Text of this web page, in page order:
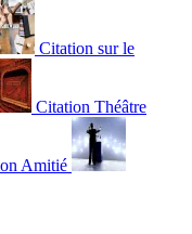
Citation sur le
Citation Théâtre
Amitié